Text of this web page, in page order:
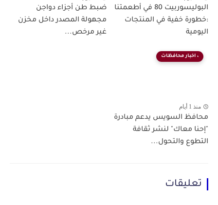
البوليسوربيت 80 في أطعمتنا
:خطورة خفية في المنتجات
اليومية
ضبط طن أجزاء دواجن
مجهولة المصدر داخل مخزن
غير مرخص...
، اخبار محافظات
منذ 1 أيام
محافظ السويس يدعم مبادرة
"إحنا معاك" لنشر ثقافة
التطوع والتحول...
تعليقات